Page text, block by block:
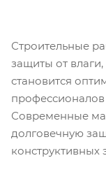
Строительные
защиты от
становится
Современные
долговечную
конструктивных